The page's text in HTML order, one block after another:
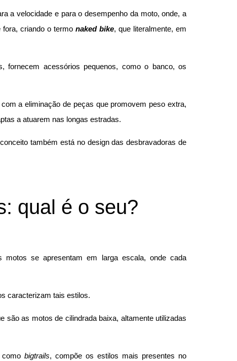
a velocidade e para o desempenho da moto, onde, a
fora, criando o termo naked bike, que literalmente, em
fornecem acessórios pequenos, como o banco, os
a eliminação de peças que promovem peso extra,
a atuarem nas longas estradas.
também está no design das desbravadoras de
qual é o seu?
se apresentam em larga escala, onde cada
caracterizam tais estilos.
são as motos de cilindrada baixa, altamente utilizadas
bigtrails, compõe os estilos mais presentes no